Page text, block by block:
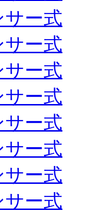
サー式
サー式
サー式
サー式
サー式
サー式
サー式
サー式